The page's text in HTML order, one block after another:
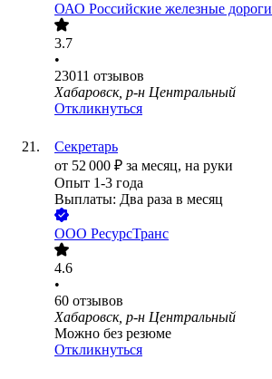
ОАО Российские железные дороги
3.7
•
23011 отзывов
Хабаровск, р-н Центральный
Откликнуться
Секретарь
от 52 000 ₽ за месяц, на руки
Опыт 1-3 года
Выплаты: Два раза в месяц
ООО РесурсТранс
4.6
•
60 отзывов
Хабаровск, р-н Центральный
Можно без резюме
Откликнуться